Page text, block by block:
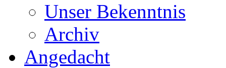
Unser Bekenntnis
Archiv
Angedacht